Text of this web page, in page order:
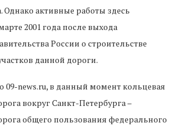
Однако активные работы здесь
2001 года после выхода
России о строительстве
данной дороги.
09-news.ru, в данный момент кольцевая
вокруг Санкт-Петербурга –
общего пользования федерального